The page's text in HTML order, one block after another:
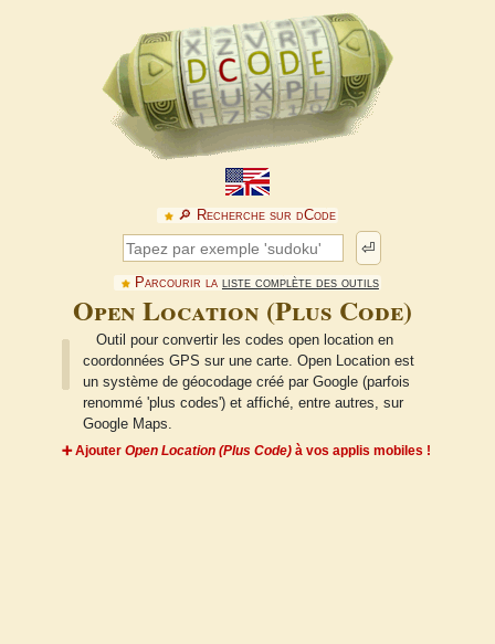
🔎︎ Recherche sur dCode
⏎
Parcourir la liste complète des outils
Open Location (Plus Code)
Outil pour convertir les codes open location en
coordonnées GPS sur une carte. Open Location est
un système de géocodage créé par Google (parfois
renommé 'plus codes') et affiché, entre autres, sur
Google Maps.
➕ Ajouter Open Location (Plus Code) à vos applis mobiles !